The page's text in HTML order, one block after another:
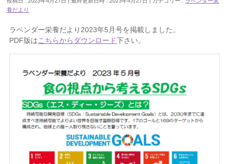
養だより
ラベンダー栄養だより2023年5月号を掲載しました。
PDF版はこちらからダウンロード下さい。